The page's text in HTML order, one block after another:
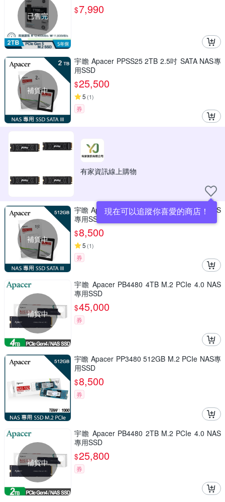
已售完
SD5
$7,990
補貨中
宇瞻 Apacer PPSS25 2TB 2.5吋 SATA NAS專
用SSD
$25,500
5 (1)
券
有家資訊線上購物
現在可以追蹤你喜愛的商店！
補貨中
宇瞻 Apacer PPSS25 512GB 2.5吋 SATA NAS
專用SSD
$8,500
5 (1)
券
補貨中
宇瞻 Apacer PB4480 4TB M.2 PCIe 4.0 NAS
專用SSD
$45,000
券
宇瞻 Apacer PP3480 512GB M.2 PCIe NAS專
用SSD
$8,500
券
補貨中
宇瞻 Apacer PB4480 2TB M.2 PCIe 4.0 NAS
專用SSD
$25,800
券